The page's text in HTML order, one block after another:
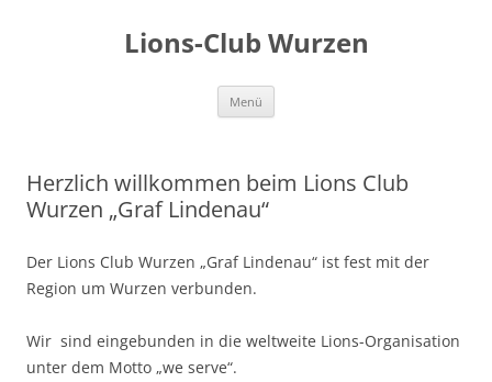
Lions-Club Wurzen
Menü
Herzlich willkommen beim Lions Club
Wurzen „Graf Lindenau“
Der Lions Club Wurzen „Graf Lindenau“ ist fest mit der
Region um Wurzen verbunden.
Wir sind eingebunden in die weltweite Lions-Organisation
unter dem Motto „we serve“.